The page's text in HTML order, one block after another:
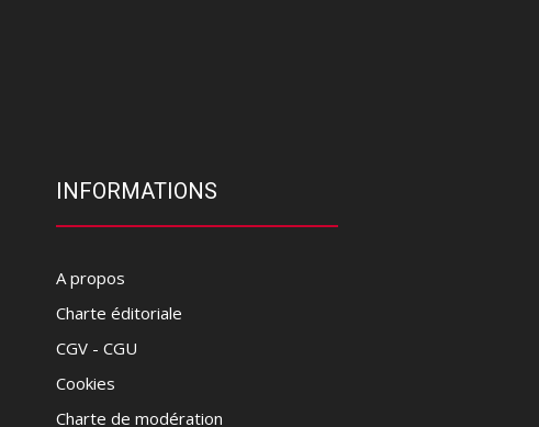
INFORMATIONS
A propos
Charte éditoriale
CGV - CGU
Cookies
Charte de modération